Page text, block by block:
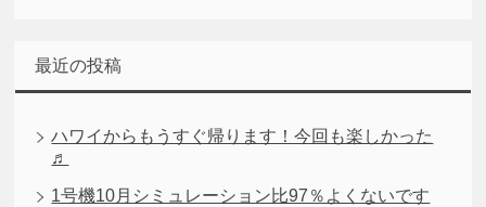
最近の投稿
ハワイからもうすぐ帰ります！今回も楽しかった
♬
1号機10月シミュレーション比97％よくないです